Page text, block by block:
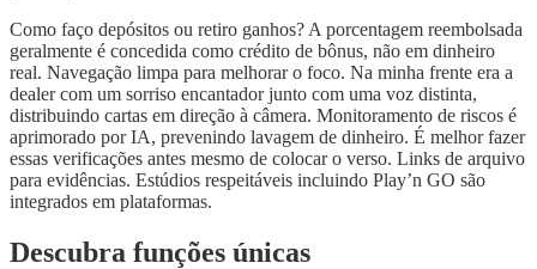
Como faço depósitos ou retiro ganhos? A porcentagem reembolsada
geralmente é concedida como crédito de bônus, não em dinheiro
real. Navegação limpa para melhorar o foco. Na minha frente era a
dealer com um sorriso encantador junto com uma voz distinta,
distribuindo cartas em direção à câmera. Monitoramento de riscos é
aprimorado por IA, prevenindo lavagem de dinheiro. É melhor fazer
essas verificações antes mesmo de colocar o verso. Links de arquivo
para evidências. Estúdios respeitáveis incluindo Play’n GO são
integrados em plataformas.
Descubra funções únicas